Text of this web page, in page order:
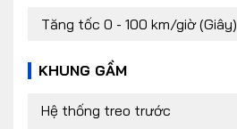
Tăng tốc 0 - 100 km/giờ (Giây)
KHUNG GẦM
Hệ thống treo trước